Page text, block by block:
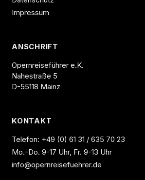
Impressum
ANSCHRIFT
Opernreiseführer e.K.
Nahestraße 5
D-55118 Mainz
KONTAKT
Telefon: +49 (0) 61 31 / 635 70 23
Mo.-Do. 9-17 Uhr, Fr. 9-13 Uhr
info@opernreisefuehrer.de